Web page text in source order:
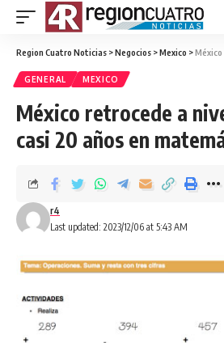
Region Cuatro Noticias >Negocios >Mexico >México
GENERAL MEXICO
México retrocede a
casi 20 años en
Last updated: 2023/12/06 at 5:43 AM
r4